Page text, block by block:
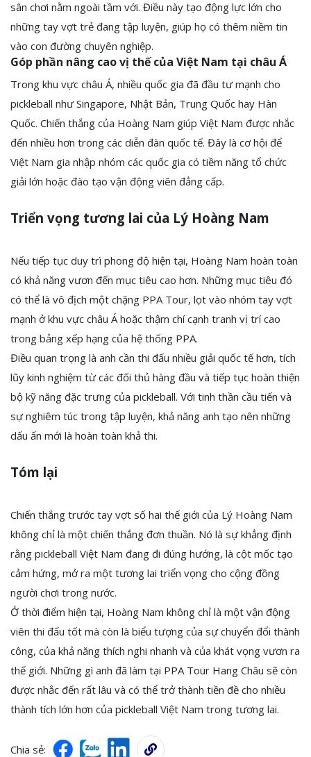
sân chơi nằm ngoài tầm với. Điều này tạo động lực lớn cho
những tay vợt trẻ đang tập luyện, giúp họ có thêm niềm tin
vào con đường chuyên nghiệp.
Góp phần nâng cao vị thế của Việt Nam tại châu Á
Trong khu vực châu Á, nhiều quốc gia đã đầu tư mạnh cho
pickleball như Singapore, Nhật Bản, Trung Quốc hay Hàn
Quốc. Chiến thắng của Hoàng Nam giúp Việt Nam được nhắc
đến nhiều hơn trong các diễn đàn quốc tế. Đây là cơ hội để
Việt Nam gia nhập nhóm các quốc gia có tiềm năng tổ chức
giải lớn hoặc đào tạo vận động viên đẳng cấp.
Triển vọng tương lai của Lý Hoàng Nam
Nếu tiếp tục duy trì phong độ hiện tại, Hoàng Nam hoàn toàn
có khả năng vươn đến mục tiêu cao hơn. Những mục tiêu đó
có thể là vô địch một chặng PPA Tour, lọt vào nhóm tay vợt
mạnh ở khu vực châu Á hoặc thậm chí cạnh tranh vị trí cao
trong bảng xếp hạng của hệ thống PPA.
Điều quan trọng là anh cần thi đấu nhiều giải quốc tế hơn, tích
lũy kinh nghiệm từ các đối thủ hàng đầu và tiếp tục hoàn thiện
bộ kỹ năng đặc trưng của pickleball. Với tinh thần cầu tiến và
sự nghiêm túc trong tập luyện, khả năng anh tạo nên những
dấu ấn mới là hoàn toàn khả thi.
Tóm lại
Chiến thắng trước tay vợt số hai thế giới của Lý Hoàng Nam
không chỉ là một chiến thắng đơn thuần. Nó là sự khẳng định
rằng pickleball Việt Nam đang đi đúng hướng, là cột mốc tạo
cảm hứng, mở ra một tương lai triển vọng cho cộng đồng
người chơi trong nước.
Ở thời điểm hiện tại, Hoàng Nam không chỉ là một vận động
viên thi đấu tốt mà còn là biểu tượng của sự chuyển đổi thành
công, của khả năng thích nghi nhanh và của khát vọng vươn ra
thế giới. Những gì anh đã làm tại PPA Tour Hang Châu sẽ còn
được nhắc đến rất lâu và có thể trở thành tiền đề cho nhiều
thành tích lớn hơn của pickleball Việt Nam trong tương lai.
Chia sẻ: